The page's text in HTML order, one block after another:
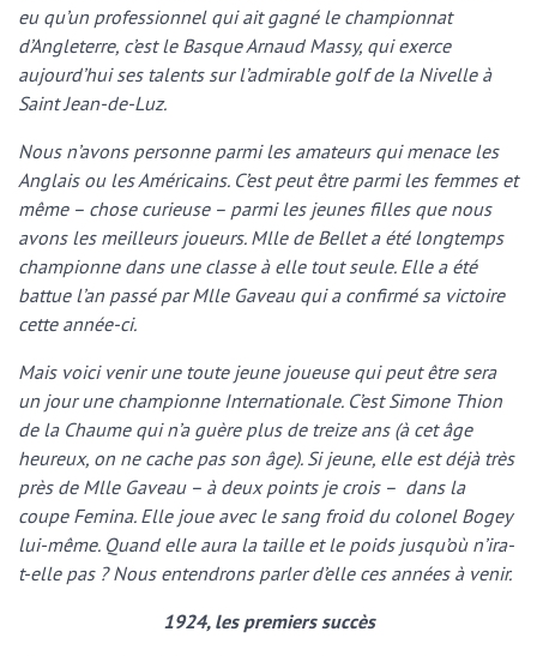
eu qu’un professionnel qui ait gagné le championnat
d’Angleterre, c’est le Basque Arnaud Massy, qui exerce
aujourd’hui ses talents sur l’admirable golf de la Nivelle à
Saint Jean-de-Luz.
Nous n’avons personne parmi les amateurs qui menace les
Anglais ou les Américains. C’est peut être parmi les femmes et
même – chose curieuse – parmi les jeunes filles que nous
avons les meilleurs joueurs. Mlle de Bellet a été longtemps
championne dans une classe à elle tout seule. Elle a été
battue l’an passé par Mlle Gaveau qui a confirmé sa victoire
cette année-ci.
Mais voici venir une toute jeune joueuse qui peut être sera
un jour une championne Internationale. C’est Simone Thion
de la Chaume qui n’a guère plus de treize ans (à cet âge
heureux, on ne cache pas son âge). Si jeune, elle est déjà très
près de Mlle Gaveau – à deux points je crois – dans la
coupe Femina. Elle joue avec le sang froid du colonel Bogey
lui-même. Quand elle aura la taille et le poids jusqu’où n’ira-
t-elle pas ? Nous entendrons parler d’elle ces années à venir.
1924, les premiers succès